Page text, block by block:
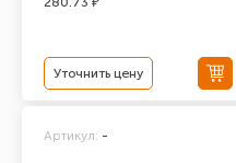
Уточнить цену
Артикул: -